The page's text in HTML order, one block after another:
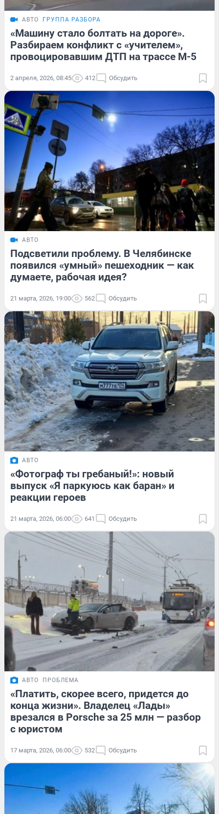
АВТО ГРУППА РАЗБОРА
«Машину стало болтать на дороге».
Разбираем конфликт с «учителем»,
провоцировавшим ДТП на трассе М-5
2 апреля, 2026, 08:45 412 Обсудить
АВТО
Подсветили проблему. В Челябинске
появился «умный» пешеходник — как
думаете, рабочая идея?
21 марта, 2026, 19:00 562 Обсудить
АВТО
«Фотограф ты гребаный!»: новый
выпуск «Я паркуюсь как баран» и
реакции героев
21 марта, 2026, 06:00 641 Обсудить
АВТО ПРОБЛЕМА
«Платить, скорее всего, придется до
конца жизни». Владелец «Лады»
врезался в Porsche за 25 млн — разбор
с юристом
17 марта, 2026, 06:00 532 Обсудить